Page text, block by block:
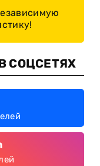
СОЦСЕТЯХ